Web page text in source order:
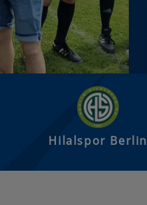
Hilalspor Berlin